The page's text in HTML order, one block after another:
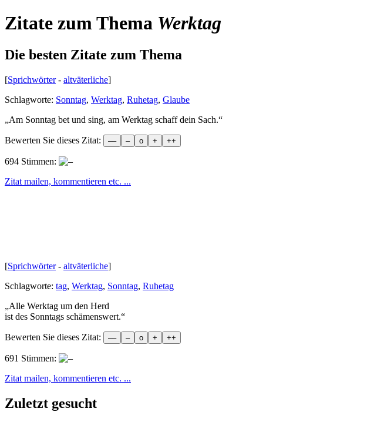
Zitate zum Thema Werktag
Die besten Zitate zum Thema
[Sprichwörter- altväterliche]
Schlagworte: Sonntag, Werktag, Ruhetag, Glaube
„Am Sonntag bet und sing, am Werktag schaff dein Sach.“
Bewerten Sie dieses Zitat:
694 Stimmen:
Zitat mailen, kommentieren etc. ...
[Sprichwörter- altväterliche]
Schlagworte: tag, Werktag, Sonntag, Ruhetag
„Alle Werktag um den Herd
ist des Sonntags schämenswert.“
Bewerten Sie dieses Zitat:
691 Stimmen:
Zitat mailen, kommentieren etc. ...
Zuletzt gesucht